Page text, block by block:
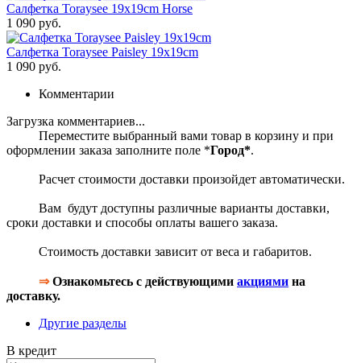
Салфетка Toraysee 19x19cm Horse
1 090 руб.
Салфетка Toraysee Paisley 19x19cm
1 090 руб.
Комментарии
Загрузка комментариев...
Переместите выбранный вами товар в корзину и при
оформлении заказа заполните поле *Город*.
Расчет стоимости доставки произойдет автоматически.
Вам будут доступны различные варианты доставки,
сроки доставки и способы оплаты вашего заказа.
Стоимость доставки зависит от веса и габаритов.
⇒Ознакомьтесь с действующими акциями на
доставку.
Другие разделы
В кредит